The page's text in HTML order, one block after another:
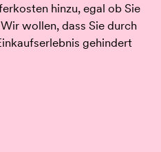
hinzu, egal ob Sie
wollen, dass Sie durch
gehindert